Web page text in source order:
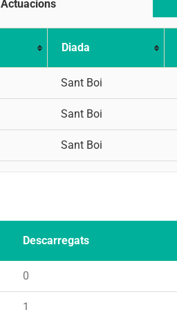
Actuacions
Diada
Sant Boi
Sant Boi
Sant Boi
Descarregats
0
1